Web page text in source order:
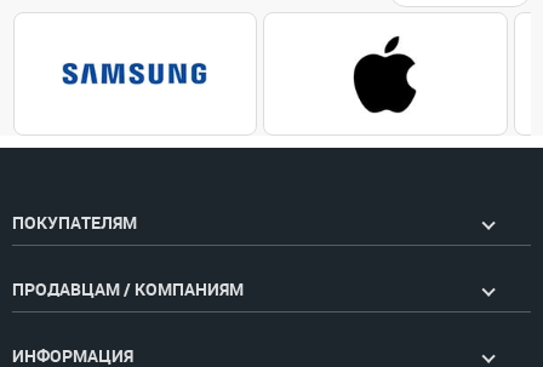
ПОКУПАТЕЛЯМ
ПРОДАВЦАМ / КОМПАНИЯМ
ИНФОРМАЦИЯ